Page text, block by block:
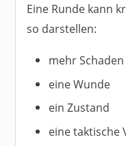
Eine Runde kann
so darstellen:
mehr Schaden
eine Wunde
ein Zustand
eine taktische